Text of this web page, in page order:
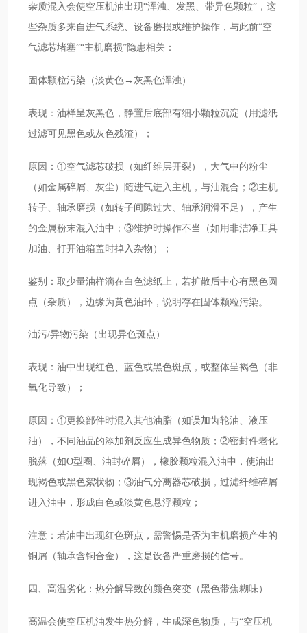
杂质混入会使空压机油出现“浑浊、发黑、带异色颗粒”，这
些杂质多来自进气系统、设备磨损或维护操作，与此前“空
气滤芯堵塞”“主机磨损”隐患相关：
固体颗粒污染（淡黄色→灰黑色浑浊）
表现：油样呈灰黑色，静置后底部有细小颗粒沉淀（用滤纸
过滤可见黑色或灰色残渣）；
原因：①空气滤芯破损（如纤维层开裂），大气中的粉尘
（如金属碎屑、灰尘）随进气进入主机，与油混合；②主机
转子、轴承磨损（如转子间隙过大、轴承润滑不足），产生
的金属粉末混入油中；③维护时操作不当（如用非洁净工具
加油、打开油箱盖时掉入杂物）；
鉴别：取少量油样滴在白色滤纸上，若扩散后中心有黑色圆
点（杂质），边缘为黄色油环，说明存在固体颗粒污染。
油污/异物污染（出现异色斑点）
表现：油中出现红色、蓝色或黑色斑点，或整体呈褐色（非
氧化导致）；
原因：①更换部件时混入其他油脂（如误加齿轮油、液压
油），不同油品的添加剂反应生成异色物质；②密封件老化
脱落（如O型圈、油封碎屑），橡胶颗粒混入油中，使油出
现褐色或黑色絮状物；③油气分离器芯破损，过滤纤维碎屑
进入油中，形成白色或淡黄色悬浮颗粒；
注意：若油中出现红色斑点，需警惕是否为主机磨损产生的
铜屑（轴承含铜合金），这是设备严重磨损的信号。
四、高温劣化：热分解导致的颜色突变（黑色带焦糊味）
高温会使空压机油发生热分解，生成深色物质，与“空压机